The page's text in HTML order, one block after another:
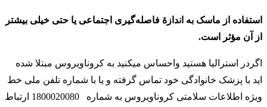
استفاده از ماسک به اندازهٔ فاصله‌گیری اجتماعی یا حتی خیلی بیشتر
از آن مؤثر است.
اگردر استرالیا هستید واحساس میکنید به کروناویروس مبتلا شده
اید با پزشک خانوادگی خود تماس گرفته و یا با شماره تلفن ملی خط
ویژه اطلاعات سلامتی کروناویروس به شماره
1800020080 ارتباط